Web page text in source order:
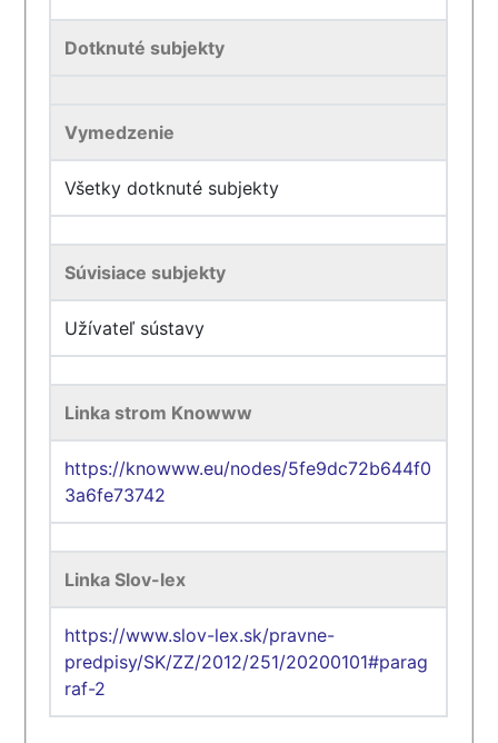
Dotknuté subjekty
Vymedzenie
Všetky dotknuté subjekty
Súvisiace subjekty
Užívateľ sústavy
Linka strom Knowww
https://knowww.eu/nodes/5fe9dc72b644f0
3a6fe73742
Linka Slov-lex
https://www.slov-lex.sk/pravne-
predpisy/SK/ZZ/2012/251/20200101#parag
raf-2